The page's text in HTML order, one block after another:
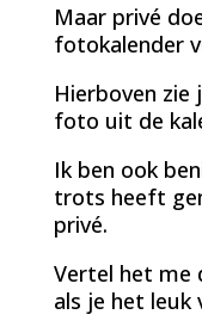
Maar privé
fotokalender
Hierboven
foto uit de
Ik ben ook
trots heeft
privé.
Vertel het me
als je het leuk